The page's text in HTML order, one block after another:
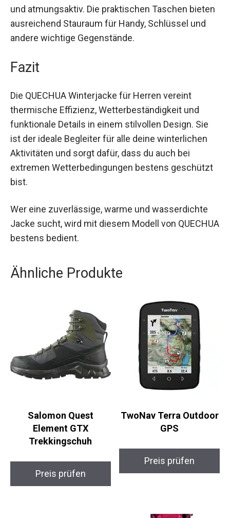
Durch das wasserabweisende Material und die
spezielle Oberflächenbehandlung bleibt die
Jacke auch bei wechselnden Wetterbedingungen
bieten ausreichend Stauraum für Handy,
Fazit
Die QUECHUA Winterjacke für Herren vereint
thermische Effizienz, Wetterbeständigkeit und
funktionale Details in einem stilvollen Design. Sie
ist der ideale Begleiter für alle deine winterlichen
Aktivitäten und sorgt dafür, dass du auch bei
extremen Wetterbedingungen bestens
geschützt bist.
Jacke sucht, wird mit diesem Modell von
Ähnliche Produkte
Salomon Quest
Element GTX
Trekkingschuh
TwoNav Terra
Outdoor GPS